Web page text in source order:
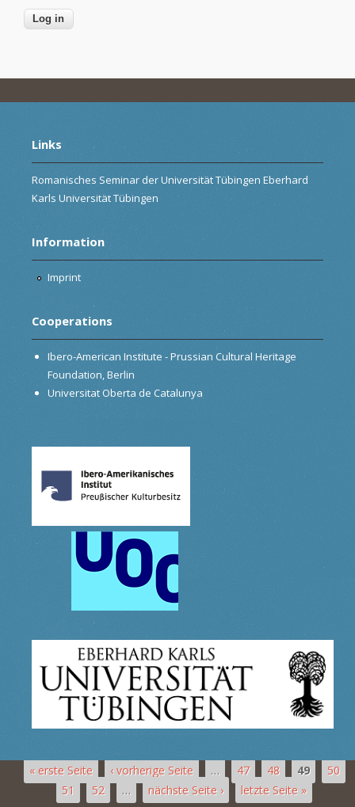
Links
Romanisches Seminar der Universität Tübingen Eberhard
Karls Universität Tübingen
Information
Imprint
Cooperations
Ibero-American Institute - Prussian Cultural Heritage
Foundation, Berlin
Universitat Oberta de Catalunya
« erste Seite ‹ vorherige Seite … 47 48 49
50
51
52 … nächste Seite › letzte Seite »